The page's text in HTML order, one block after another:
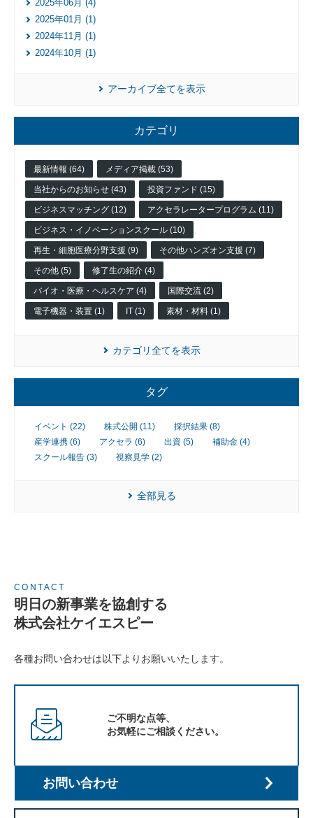
居
業
投
資
先
企
業
ネッ
ト
ワー
ク企
業
2025年06月 (4)
2025年01月 (1)
2024年11月 (1)
2024年10月 (1)
アーカイブ全てを表示
カテゴリ
最新情報 (64) メディア掲載 (53)
当社からのお知らせ (43) 投資ファンド (15)
ビジネスマッチング (12) アクセラレータープログラム (11)
ビジネス・イノベーションスクール (10)
再生・細胞医療分野支援 (9) その他ハンズオン支援 (7)
その他 (5) 修了生の紹介 (4)
バイオ・医療・ヘルスケア (4) 国際交流 (2)
電子機器・装置 (1) IT (1) 素材・材料 (1)
カテゴリ全てを表示
タグ
イベント (22) 株式公開 (11)
採択結果 (8)
産学連携 (6)
アクセラ (6) 出資 (5)
補助金 (4)
スクール報告 (3)
視察見学 (2)
全部見る
CONTACT
明日の新事業を協創する
株式会社ケイエスピー
各種お問い合わせは以下よりお願いいたします。
ご不明な点等、
お気軽にご相談ください。
お問い合わせ